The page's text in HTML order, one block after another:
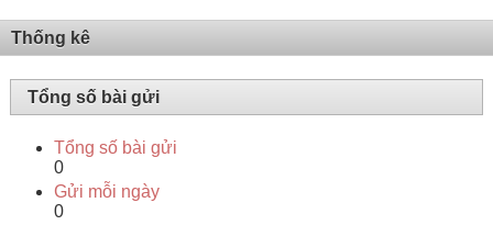
Thống kê
Tổng số bài gửi
Tổng số bài gửi
0
Gửi mỗi ngày
0